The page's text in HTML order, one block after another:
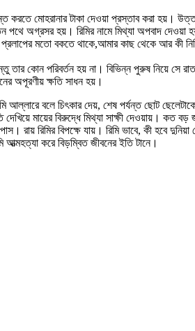
মোহরানার টাকা দেওয়া প্রস্তাব করা হয়।
অগ্রসর হয়। রিমির নামে মিথ্যা অপবাদ দেওয়া
মতো বকতে থাকে,আমার কাছ থেকে আর কী
তার কোন পরিবর্তন হয় না। বিভিন্ন পুরুষ নিয়ে সে
অপূরণীয় ক্ষতি সাধন হয়।
আল্লারে বলে চিৎকার দেয়, শেষ পর্যন্ত ছোট
মায়ের বিরুদ্ধে মিথ্যা সাক্ষী দেওয়ায়। কত
রায় রিমির বিপক্ষে যায়। রিমি ভাবে, কী হবে
করে বিড়ম্বিত জীবনের ইতি টানে।